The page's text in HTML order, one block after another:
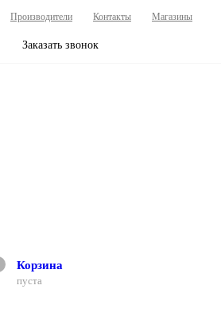
Производители Контакты Магазины
Заказать звонок
Корзина
пуста